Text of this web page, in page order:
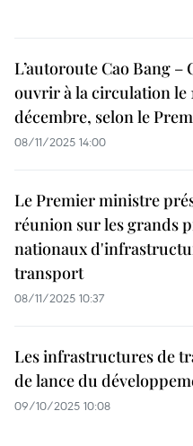
L’autoroute Cao Bang –
ouvrir à la circulation le
décembre, selon le
08/11/2025 14:00
Le Premier ministre
réunion sur les grands
nationaux
transport
08/11/2025 10:37
Les infrastructures de
de lance du
09/10/2025 10:08